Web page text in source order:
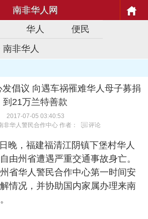
南非华人网
华人
便民
南非华人
倡议 向遇车祸罹难华人母子募捐
到21万兰特善款
2017-07-05 03:40:53
非华人警民合作中心 作者： 评论
晚，福建福清江阴镇下堡村华人
由州省遭遇严重交通事故身亡。
省华人警民合作中心第一时间安
情况，并协助国内家属办理来南